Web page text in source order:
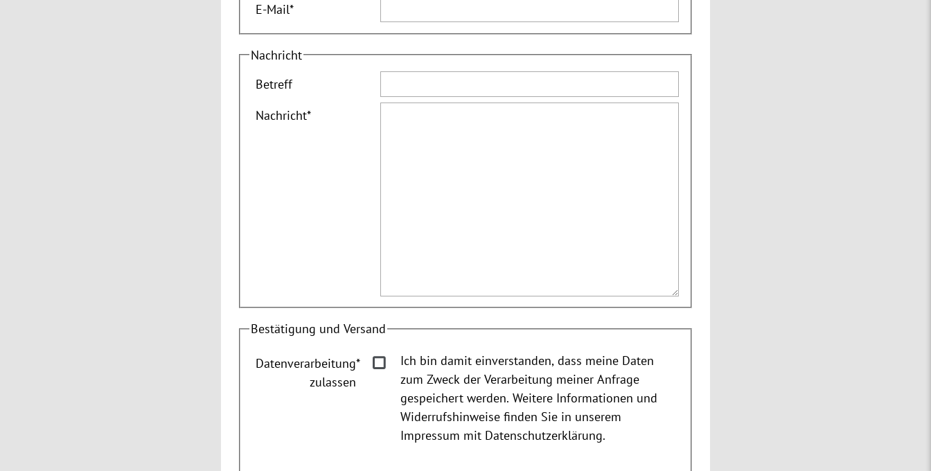
E-Mail*
Nachricht
Betreff
Nachricht*
Bestätigung und Versand
Datenverarbeitung
zulassen
*
Ich bin damit einverstanden, dass meine Daten
zum Zweck der Verarbeitung meiner Anfrage
gespeichert werden. Weitere Informationen und
Widerrufshinweise finden Sie in unserem
Impressum mit Datenschutzerklärung.